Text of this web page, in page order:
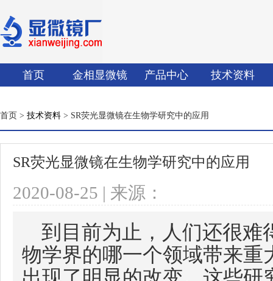
首页 金相显微镜 产品中心 技术资料
首页 > 技术资料 > SR荧光显微镜在生物学研究中的应用
SR荧光显微镜在生物学研究中的应用
2020-08-25 | 来源：
到目前为止，人们还很难
物学界的哪一个领域带来